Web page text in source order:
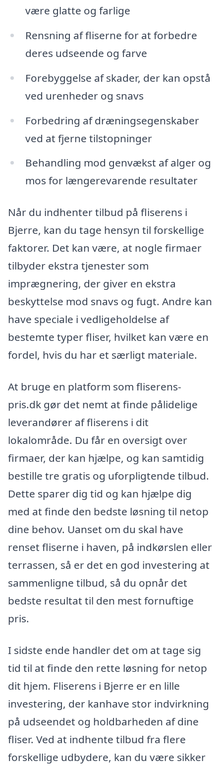
være glatte og farlige
Rensning af fliserne for at forbedre
deres udseende og farve
Forebyggelse af skader, der kan opstå
ved urenheder og snavs
Forbedring af dræningsegenskaber
ved at fjerne tilstopninger
Behandling mod genvækst af alger og
mos for længerevarende resultater
Når du indhenter tilbud på fliserens i
Bjerre, kan du tage hensyn til forskellige
faktorer. Det kan være, at nogle firmaer
tilbyder ekstra tjenester som
imprægnering, der giver en ekstra
beskyttelse mod snavs og fugt. Andre kan
have speciale i vedligeholdelse af
bestemte typer fliser, hvilket kan være en
fordel, hvis du har et særligt materiale.
At bruge en platform som fliserens-
pris.dk gør det nemt at finde pålidelige
leverandører af fliserens i dit
lokalområde. Du får en oversigt over
firmaer, der kan hjælpe, og kan samtidig
bestille tre gratis og uforpligtende tilbud.
Dette sparer dig tid og kan hjælpe dig
med at finde den bedste løsning til netop
dine behov. Uanset om du skal have
renset fliserne i haven, på indkørslen eller
terrassen, så er det en god investering at
sammenligne tilbud, så du opnår det
bedste resultat til den mest fornuftige
pris.
I sidste ende handler det om at tage sig
tid til at finde den rette løsning for netop
dit hjem. Fliserens i Bjerre er en lille
investering, der kanhave stor indvirkning
på udseendet og holdbarheden af dine
fliser. Ved at indhente tilbud fra flere
forskellige udbydere, kan du være sikker